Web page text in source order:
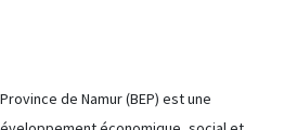
de Namur (BEP) est une